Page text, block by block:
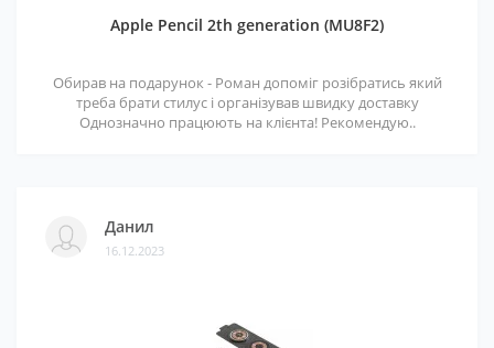
Apple Pencil 2th generation (MU8F2)
Обирав на подарунок - Роман допоміг розібратись який
треба брати стилус і організував швидку доставку
Однозначно працюють на клієнта! Рекомендую..
Данил
16.12.2023